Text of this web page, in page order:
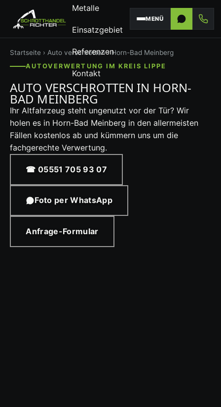
Metalle
Einsatzgebiet
Referenzen
Kontakt
MENÜ
Startseite › Auto verschrotten› Horn-Bad Meinberg
AUTOVERWERTUNG IM KREIS LIPPE
AUTO VERSCHROTTEN IN HORN-
BAD MEINBERG
Ihr Altfahrzeug steht ungenutzt vor der Tür? Wir
holen es in Horn-Bad Meinberg in den allermeisten
Fällen kostenlos ab und kümmern uns um die
fachgerechte Verwertung.
☎ 05551 705 93 07
Foto per WhatsApp
Anfrage-Formular